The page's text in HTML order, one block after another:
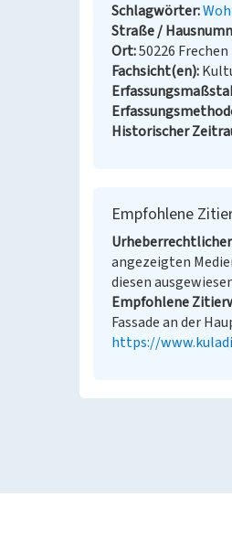
Schlagwörter
Straße /
Ort 50226 Frechen
Fachsicht(en)
Historischer
Empfohlene
angezeigten
diesen
Empfohlene
Fassade an der
https://